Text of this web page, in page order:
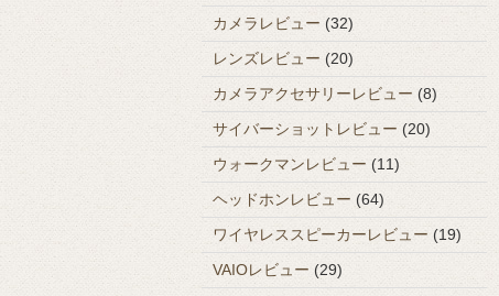
カメラレビュー (32)
レンズレビュー (20)
カメラアクセサリーレビュー (8)
サイバーショットレビュー (20)
ウォークマンレビュー (11)
ヘッドホンレビュー (64)
ワイヤレススピーカーレビュー (19)
VAIOレビュー (29)